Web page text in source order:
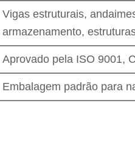
Vigas estruturais,
armazenamento,
Aprovado pela ISO 9001,
Embalagem padrão para